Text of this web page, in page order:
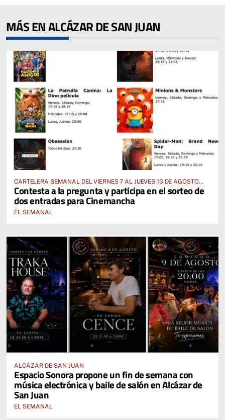
MÁS EN ALCÁZAR DE SAN JUAN
CARTELERA SEMANAL DEL VIERNES 7 AL JUEVES 13 DE AGOSTO
2026
Contesta a la pregunta y participa en el sorteo de
dos entradas para Cinemancha
EL SEMANAL
ALCÁZAR DE SAN JUAN
Espacio Sonora propone un fin de semana con
música electrónica y baile de salón en Alcázar de
San Juan
EL SEMANAL